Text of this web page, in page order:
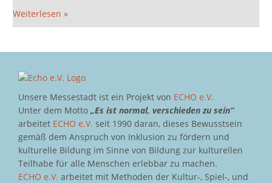
Weiterlesen »
Unsere Messestadt ist ein Projekt von ECHO e.V.
Unter dem Motto „Es ist normal, verschieden zu sein“
arbeitet ECHO e.V. seit 1990 daran, dieses Bewusstsein
gemäß dem Anspruch von Inklusion zu fördern und
kulturelle Bildung im Sinne von Bildung zur kulturellen
Teilhabe für alle Menschen erlebbar zu machen.
ECHO e.V. arbeitet mit Methoden der Kultur-, Spiel-, und